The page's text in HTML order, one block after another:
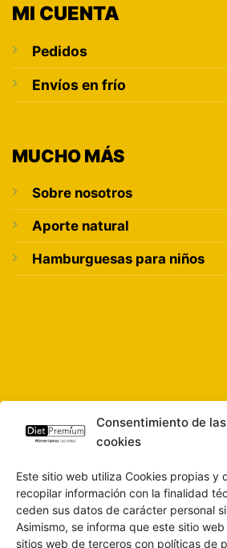
Consentimiento de las
cookies
Este sitio web utiliza Cookies propias y
recopilar información con la finalidad
ceden sus datos de carácter personal
Asimismo, se informa que este sitio
sitios web de terceros con políticas de
MI CUENTA
Pedidos
Envíos en frío
MUCHO MÁS
Sobre nosotros
Aporte natural
Hamburguesas para niños